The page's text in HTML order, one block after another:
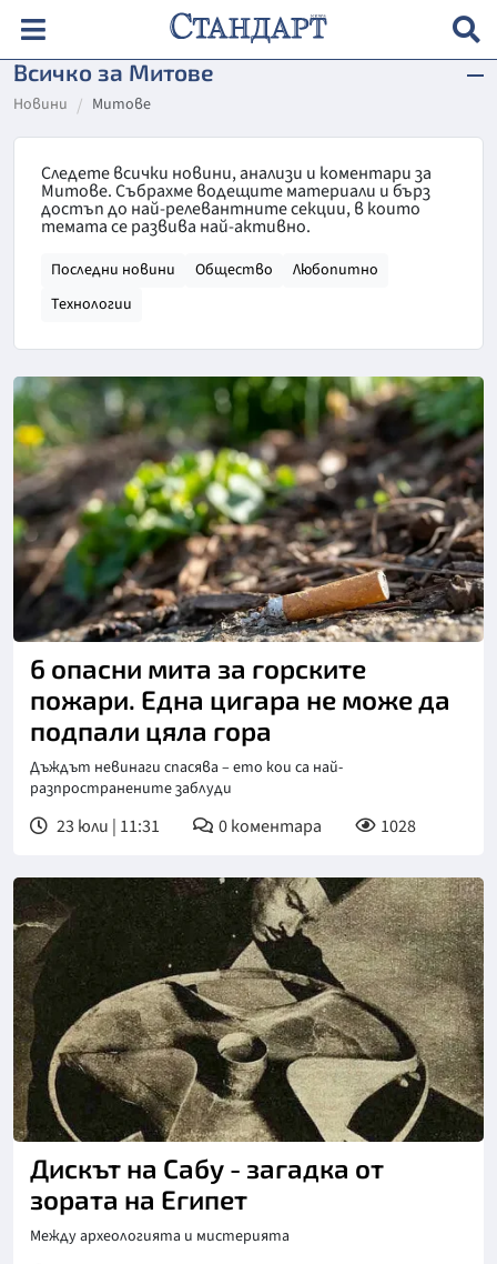
Всичко за Митове
Новини Митове
Следете всички новини, анализи и коментари за
Митове. Събрахме водещите материали и бърз
достъп до най-релевантните секции, в които
темата се развива най-активно.
Последни новини Общество
Любопитно
Технологии
6 опасни мита за горските
пожари. Една цигара не може да
подпали цяла гора
Дъждът невинаги спасява – ето кои са най-
разпространените заблуди
23 юли | 11:31 0коментара 1028
Дискът на Сабу - загадка от
зората на Египет
Между археологията и мистерията